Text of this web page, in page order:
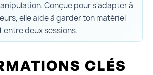
Conçue pour s'adapter à
elle aide à garder ton matériel
deux sessions.
CLÉS